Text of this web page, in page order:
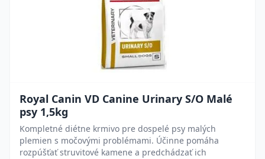
Royal Canin VD Canine Urinary S/O Malé
psy 1,5kg
Kompletné diétne krmivo pre dospelé psy malých
plemien s močovými problémami. Účinne pomáha
rozpúšťať struvitové kamene a predchádzať ich